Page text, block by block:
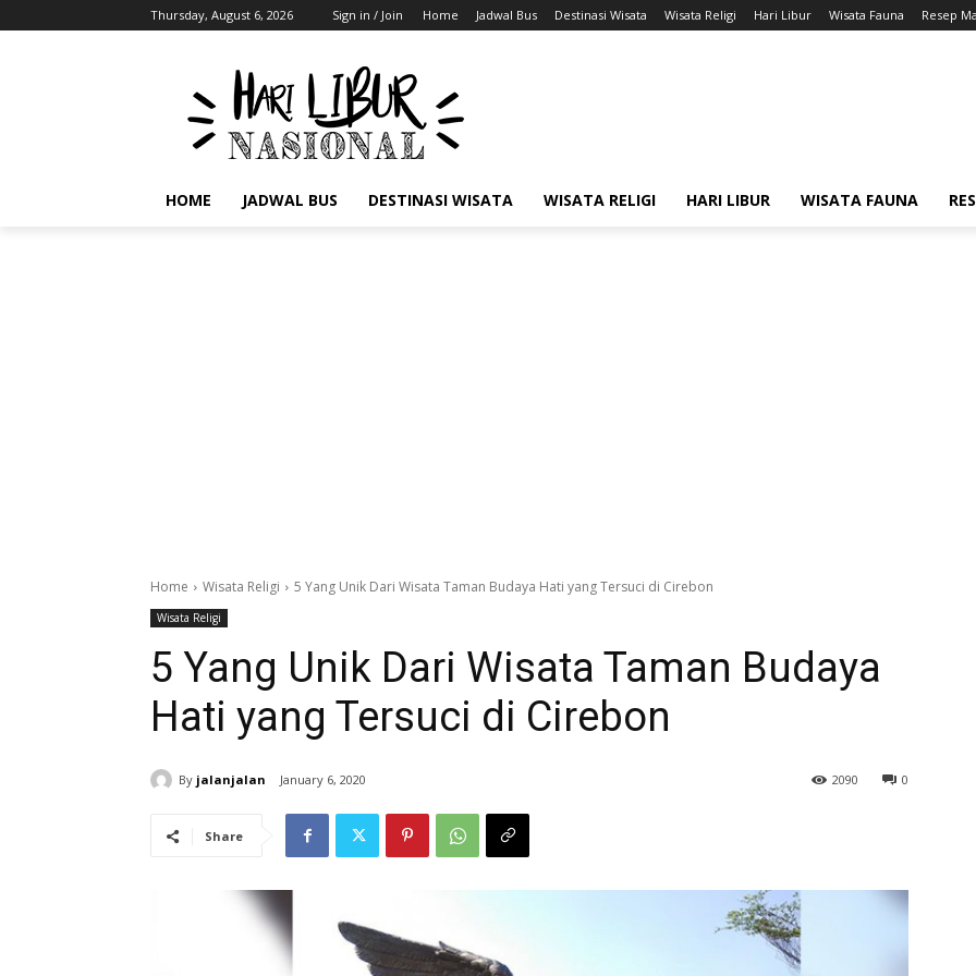
Thursday, August 6, 2026 Sign in / Join Home Jadwal Bus Destinasi Wisata Wisata Religi Hari Libur Wisata Fauna Resep
HOME JADWAL BUS DESTINASI WISATA WISATA RELIGI HARI LIBUR WISATA FAUNA
Home Wisata Religi 5 Yang Unik Dari Wisata Taman Budaya Hati yang Tersuci di Cirebon
Wisata Religi
5 Yang Unik Dari Wisata Taman Budaya
Hati yang Tersuci di Cirebon
By jalanjalan January 6, 2020 0
2090
Share